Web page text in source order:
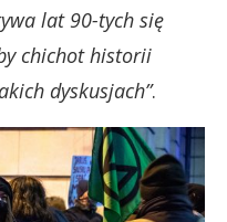
lat 90-tych się
chichot historii
dyskusjach”.